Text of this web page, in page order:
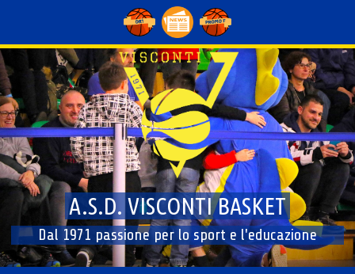
content
A.S.D. VISCONTI BASKET
Dal 1971 passione per lo sport e l'educazione